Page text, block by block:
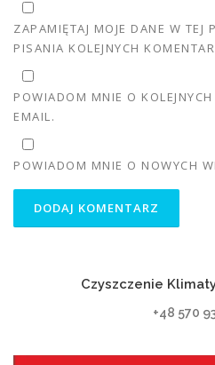
ZAPAMIĘTAJ MOJE DANE W TEJ
PISANIA KOLEJNYCH
POWIADOM MNIE O
EMAIL.
POWIADOM MNIE O NOWYCH
Czyszczenie
+48 570